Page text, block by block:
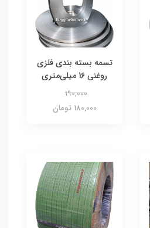
تسمه بسته بندی فلزی
روغنی 16 میلی‌متری
190,000
180,000 تومان